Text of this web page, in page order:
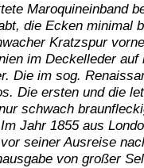
Maroquineinband
die Ecken minimal
Kratzspur
im Deckelleder
Die im sog.
Die ersten und die
schwach
Jahr 1855 aus
seiner Ausreise
von großer